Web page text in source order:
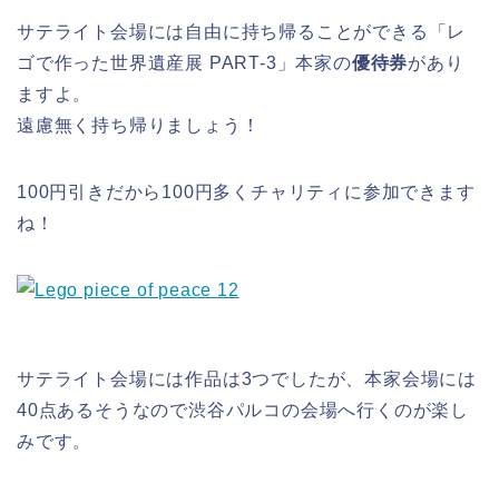
サテライト会場には自由に持ち帰ることができる「レ
ゴで作った世界遺産展 PART-3」本家の優待券があり
ますよ。
遠慮無く持ち帰りましょう！
100円引きだから100円多くチャリティに参加できます
ね！
サテライト会場には作品は3つでしたが、本家会場には
40点あるそうなので渋谷パルコの会場へ行くのが楽し
みです。